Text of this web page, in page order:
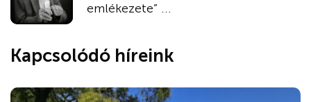
emlékezete” ...
Kapcsolódó híreink